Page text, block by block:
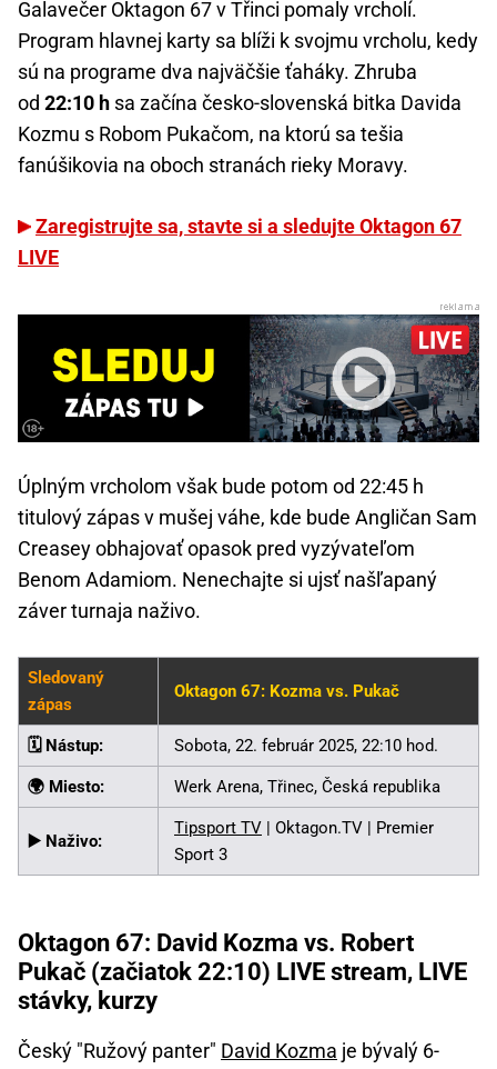
Galavečer Oktagon 67 v Třinci pomaly vrcholí.
Program hlavnej karty sa blíži k svojmu vrcholu, kedy
sú na programe dva najväčšie ťaháky. Zhruba
od 22:10 h sa začína česko-slovenská bitka Davida
Kozmu s Robom Pukačom, na ktorú sa tešia
fanúšikovia na oboch stranách rieky Moravy.
Zaregistrujte sa, stavte si a sledujte Oktagon 67
LIVE
Úplným vrcholom však bude potom od 22:45 h
titulový zápas v mušej váhe, kde bude Angličan Sam
Creasey obhajovať opasok pred vyzývateľom
Benom Adamiom. Nenechajte si ujsť našľapaný
záver turnaja naživo.
Sledovaný
zápas
Oktagon 67: Kozma vs. Pukač
🗓️ Nástup: Sobota, 22. február 2025, 22:10 hod.
🌍 Miesto: Werk Arena, Třinec, Česká republika
▶️ Naživo:
Tipsport TV | Oktagon.TV | Premier
Sport 3
Oktagon 67: David Kozma vs. Robert
Pukač (začiatok 22:10) LIVE stream, LIVE
stávky, kurzy
Český "Ružový panter" David Kozma je bývalý 6-